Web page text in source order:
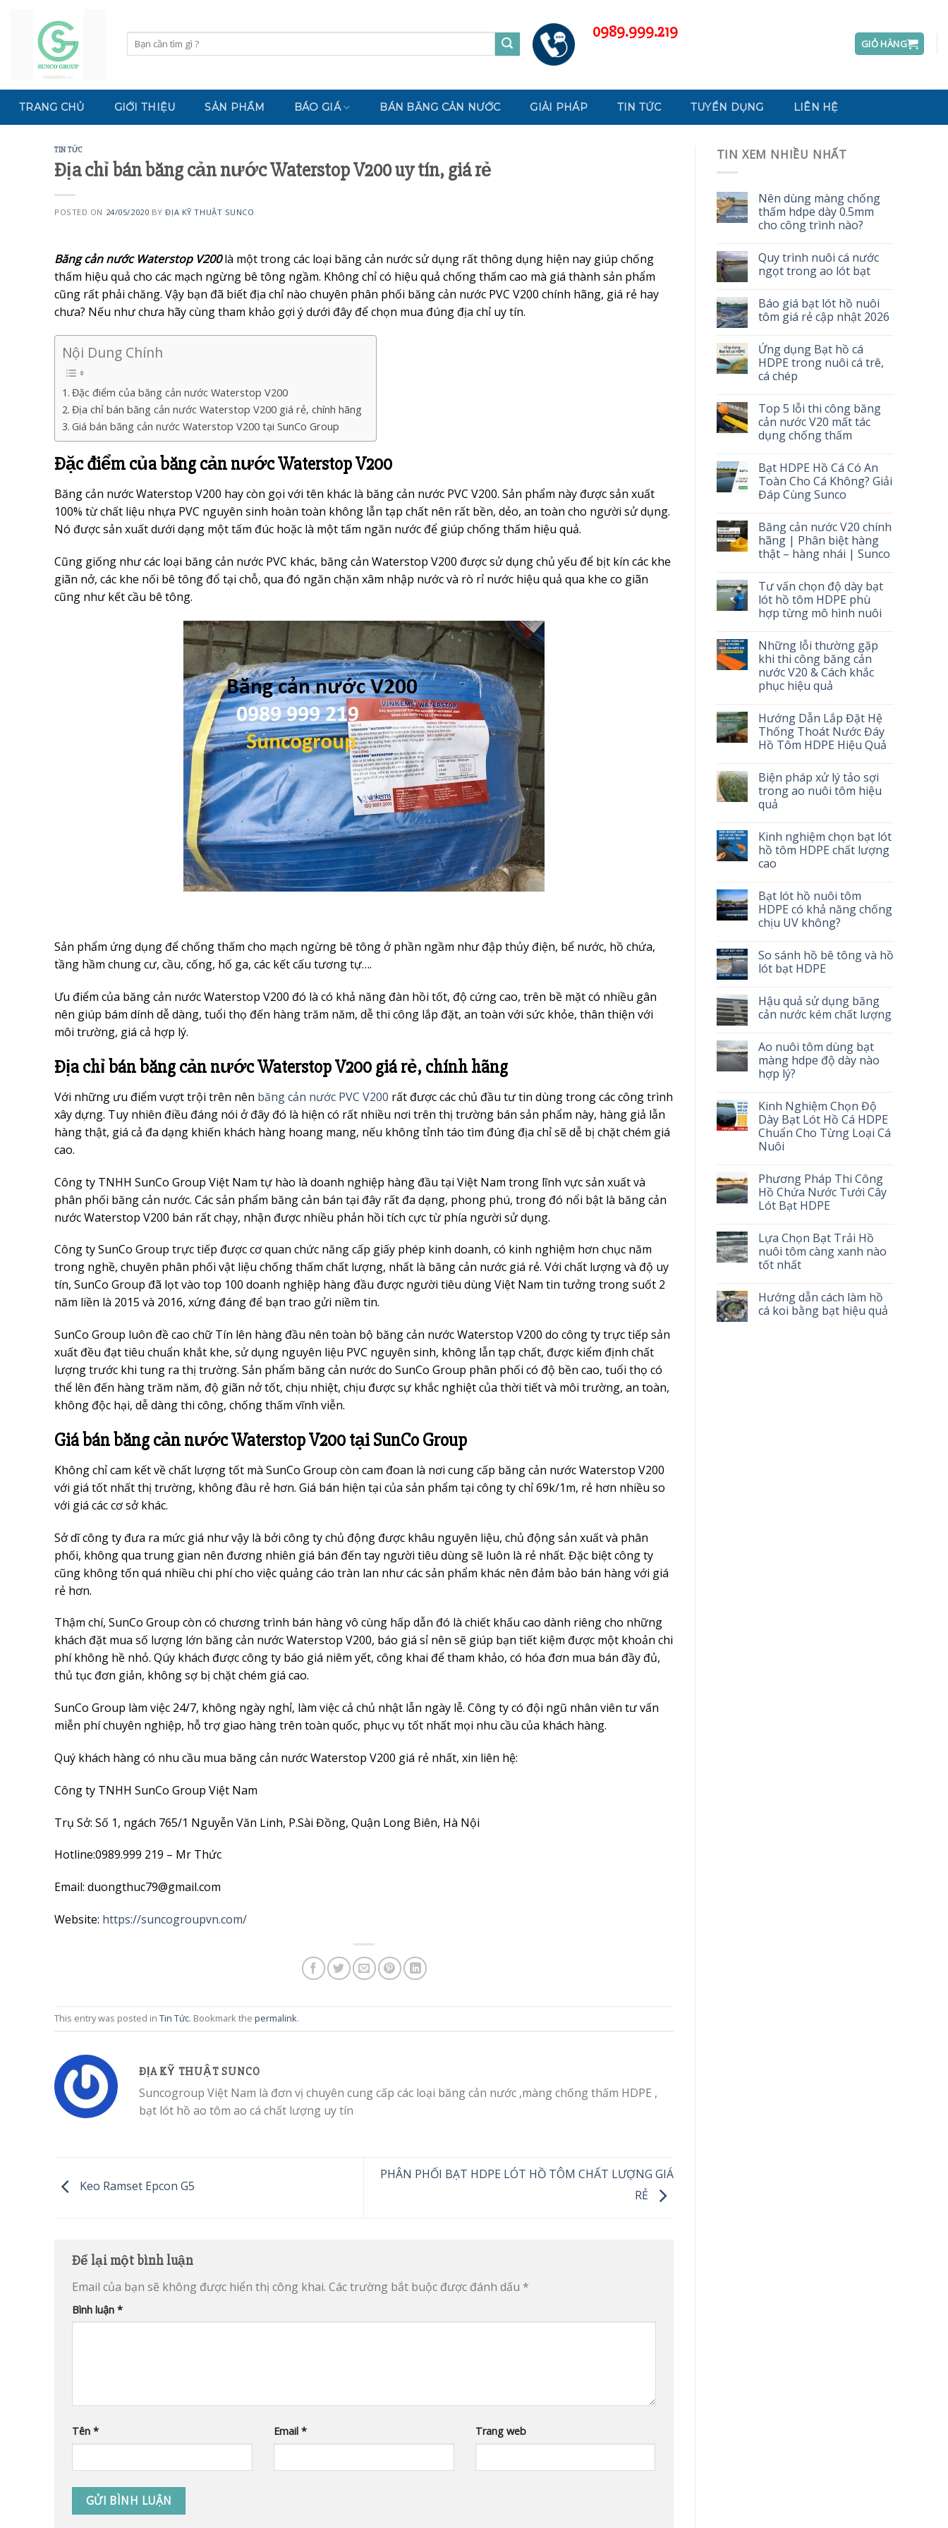
content
Tìm
kiếm:
0989.999.219
GIỎ HÀNG
TRANG CHỦ GIỚI THIỆU SẢN PHẨM BÁO GIÁ BÁN BĂNG CẢN NƯỚC GIẢI PHÁP TIN TỨC TUYỂN DỤNG LIÊN HỆ
TIN TỨC
Địa chỉ bán băng cản nước Waterstop V200 uy tín, giá rẻ
POSTED ON 24/05/2020 BYĐỊA KỸ THUẬT SUNCO
Băng cản nước Waterstop V200là một trong các loại băng cản nước sử dụng rất thông dụng hiện nay giúp chống
thấm hiệu quả cho các mạch ngừng bê tông ngầm. Không chỉ có hiệu quả chống thấm cao mà giá thành sản phẩm
cũng rất phải chăng. Vậy bạn đã biết địa chỉ nào chuyên phân phối băng cản nước PVC V200 chính hãng, giá rẻ hay
chưa? Nếu như chưa hãy cùng tham khảo gợi ý dưới đây để chọn mua đúng địa chỉ uy tín.
Nội Dung Chính
Đặc điểm của băng cản nước Waterstop V200
Địa chỉ bán băng cản nước Waterstop V200 giá rẻ, chính hãng
Giá bán băng cản nước Waterstop V200 tại SunCo Group
Đặc điểm của băng cản nước Waterstop V200
Băng cản nước Waterstop V200 hay còn gọi với tên khác là băng cản nước PVC V200. Sản phẩm này được sản xuất
100% từ chất liệu nhựa PVC nguyên sinh hoàn toàn không lẫn tạp chất nên rất bền, dẻo, an toàn cho người sử dụng.
Nó được sản xuất dưới dạng một tấm đúc hoặc là một tấm ngăn nước để giúp chống thấm hiệu quả.
Cũng giống như các loại băng cản nước PVC khác, băng cản Waterstop V200 được sử dụng chủ yếu để bịt kín các khe
giãn nở, các khe nối bê tông đổ tại chỗ, qua đó ngăn chặn xâm nhập nước và rò rỉ nước hiệu quả qua khe co giãn
cũng như kết cầu bê tông.
Sản phẩm ứng dụng để chống thấm cho mạch ngừng bê tông ở phần ngầm như đập thủy điện, bể nước, hồ chứa,
tầng hầm chung cư, cầu, cống, hố ga, các kết cấu tương tự….
Ưu điểm của băng cản nước Waterstop V200 đó là có khả năng đàn hồi tốt, độ cứng cao, trên bề mặt có nhiều gân
nên giúp bám dính dễ dàng, tuổi thọ đến hàng trăm năm, dễ thi công lắp đặt, an toàn với sức khỏe, thân thiện với
môi trường, giá cả hợp lý.
Địa chỉ bán băng cản nước Waterstop V200 giá rẻ, chính hãng
Với những ưu điểm vượt trội trên nên băng cản nước PVC V200 rất được các chủ đầu tư tin dùng trong các công trình
xây dựng. Tuy nhiên điều đáng nói ở đây đó là hiện có rất nhiều nơi trên thị trường bán sản phẩm này, hàng giả lẫn
hàng thật, giá cả đa dạng khiến khách hàng hoang mang, nếu không tỉnh táo tìm đúng địa chỉ sẽ dễ bị chặt chém giá
cao.
Công ty TNHH SunCo Group Việt Nam tự hào là doanh nghiệp hàng đầu tại Việt Nam trong lĩnh vực sản xuất và
phân phối băng cản nước. Các sản phẩm băng cản bán tại đây rất đa dạng, phong phú, trong đó nổi bật là băng cản
nước Waterstop V200 bán rất chạy, nhận được nhiều phản hồi tích cực từ phía người sử dụng.
Công ty SunCo Group trực tiếp được cơ quan chức năng cấp giấy phép kinh doanh, có kinh nghiệm hơn chục năm
trong nghề, chuyên phân phối vật liệu chống thấm chất lượng, nhất là băng cản nước giá rẻ. Với chất lượng và độ uy
tín, SunCo Group đã lọt vào top 100 doanh nghiệp hàng đầu được người tiêu dùng Việt Nam tin tưởng trong suốt 2
năm liền là 2015 và 2016, xứng đáng để bạn trao gửi niềm tin.
SunCo Group luôn đề cao chữ Tín lên hàng đầu nên toàn bộ băng cản nước Waterstop V200 do công ty trực tiếp sản
xuất đều đạt tiêu chuẩn khắt khe, sử dụng nguyên liệu PVC nguyên sinh, không lẫn tạp chất, được kiểm định chất
lượng trước khi tung ra thị trường. Sản phẩm băng cản nước do SunCo Group phân phối có độ bền cao, tuổi thọ có
thể lên đến hàng trăm năm, độ giãn nở tốt, chịu nhiệt, chịu được sự khắc nghiệt của thời tiết và môi trường, an toàn,
không độc hại, dễ dàng thi công, chống thấm vĩnh viễn.
Giá bán băng cản nước Waterstop V200 tại SunCo Group
Không chỉ cam kết về chất lượng tốt mà SunCo Group còn cam đoan là nơi cung cấp băng cản nước Waterstop V200
với giá tốt nhất thị trường, không đâu rẻ hơn. Giá bán hiện tại của sản phẩm tại công ty chỉ 69k/1m, rẻ hơn nhiều so
với giá các cơ sở khác.
Sở dĩ công ty đưa ra mức giá như vậy là bởi công ty chủ động được khâu nguyên liệu, chủ động sản xuất và phân
phối, không qua trung gian nên đương nhiên giá bán đến tay người tiêu dùng sẽ luôn là rẻ nhất. Đặc biệt công ty
cũng không tốn quá nhiều chi phí cho việc quảng cáo tràn lan như các sản phẩm khác nên đảm bảo bán hàng với giá
rẻ hơn.
Thậm chí, SunCo Group còn có chương trình bán hàng vô cùng hấp dẫn đó là chiết khấu cao dành riêng cho những
khách đặt mua số lượng lớn băng cản nước Waterstop V200, báo giá sỉ nên sẽ giúp bạn tiết kiệm được một khoản chi
phí không hề nhỏ. Qúy khách được công ty báo giá niêm yết, công khai để tham khảo, có hóa đơn mua bán đầy đủ,
thủ tục đơn giản, không sợ bị chặt chém giá cao.
SunCo Group làm việc 24/7, không ngày nghỉ, làm việc cả chủ nhật lẫn ngày lễ. Công ty có đội ngũ nhân viên tư vấn
miễn phí chuyên nghiệp, hỗ trợ giao hàng trên toàn quốc, phục vụ tốt nhất mọi nhu cầu của khách hàng.
Quý khách hàng có nhu cầu mua băng cản nước Waterstop V200 giá rẻ nhất, xin liên hệ:
Công ty TNHH SunCo Group Việt Nam
Trụ Sở: Số 1, ngách 765/1 Nguyễn Văn Linh, P.Sài Đồng, Quận Long Biên, Hà Nội
Hotline:0989.999 219 – Mr Thức
Email: duongthuc79@gmail.com
Website: https://suncogroupvn.com/
This entry was posted in Tin Tức. Bookmark the permalink.
ĐỊA KỸ THUẬT SUNCO
Suncogroup Việt Nam là đơn vị chuyên cung cấp các loại băng cản nước ,màng chống thấm HDPE ,
bạt lót hồ ao tôm ao cá chất lượng uy tín
Keo Ramset Epcon G5
PHÂN PHỐI BẠT HDPE LÓT HỒ TÔM CHẤT LƯỢNG GIÁ
RẺ
Để lại một bình luận
Email của bạn sẽ không được hiển thị công khai. Các trường bắt buộc được đánh dấu *
Bình luận *
Tên * Email * Trang web
TIN XEM NHIỀU NHẤT
Nên dùng màng chống
thấm hdpe dày 0.5mm
cho công trình nào?
Quy trình nuôi cá nước
ngọt trong ao lót bạt
Báo giá bạt lót hồ nuôi
tôm giá rẻ cập nhật 2026
Ứng dụng Bạt hồ cá
HDPE trong nuôi cá trê,
cá chép
Top 5 lỗi thi công băng
cản nước V20 mất tác
dụng chống thấm
Bạt HDPE Hồ Cá Có An
Toàn Cho Cá Không? Giải
Đáp Cùng Sunco
Băng cản nước V20 chính
hãng | Phân biệt hàng
thật – hàng nhái | Sunco
Tư vấn chọn độ dày bạt
lót hồ tôm HDPE phù
hợp từng mô hình nuôi
Những lỗi thường gặp
khi thi công băng cản
nước V20 & Cách khắc
phục hiệu quả
Hướng Dẫn Lắp Đặt Hệ
Thống Thoát Nước Đáy
Hồ Tôm HDPE Hiệu Quả
Biện pháp xử lý tảo sợi
trong ao nuôi tôm hiệu
quả
Kinh nghiệm chọn bạt lót
hồ tôm HDPE chất lượng
cao
Bạt lót hồ nuôi tôm
HDPE có khả năng chống
chịu UV không?
So sánh hồ bê tông và hồ
lót bạt HDPE
Hậu quả sử dụng băng
cản nước kém chất lượng
Ao nuôi tôm dùng bạt
màng hdpe độ dày nào
hợp lý?
Kinh Nghiệm Chọn Độ
Dày Bạt Lót Hồ Cá HDPE
Chuẩn Cho Từng Loại Cá
Nuôi
Phương Pháp Thi Công
Hồ Chứa Nước Tưới Cây
Lót Bạt HDPE
Lựa Chọn Bạt Trải Hồ
nuôi tôm càng xanh nào
tốt nhất
Hướng dẫn cách làm hồ
cá koi bằng bạt hiệu quả